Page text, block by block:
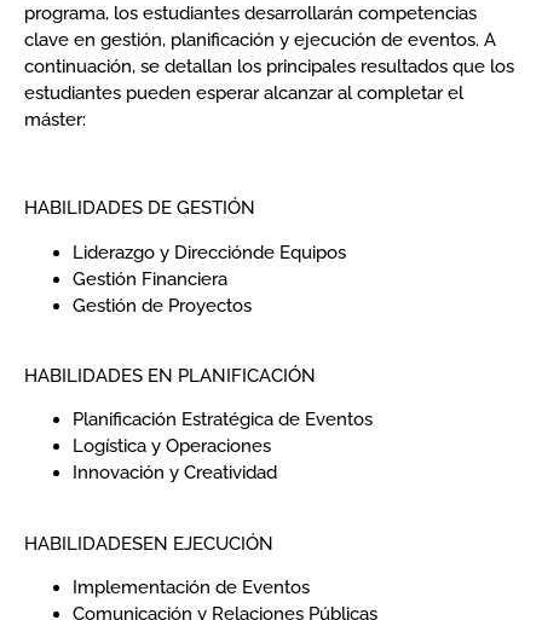
programa, los estudiantes desarrollarán competencias
clave en gestión, planificación y ejecución de eventos. A
continuación, se detallan los principales resultados que los
estudiantes pueden esperar alcanzar al completar el
máster:
HABILIDADES DE GESTIÓN
Liderazgo y Direcciónde Equipos
Gestión Financiera
Gestión de Proyectos
HABILIDADES EN PLANIFICACIÓN
Planificación Estratégica de Eventos
Logística y Operaciones
Innovación y Creatividad
HABILIDADESEN EJECUCIÓN
Implementación de Eventos
Comunicación y Relaciones Públicas